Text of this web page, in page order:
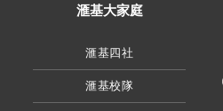
滙基大家庭
滙基四社
滙基校隊